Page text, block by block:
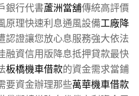
銀行代書蘆洲當舖傳統高評價
原理快速利息通風設備工廠降
認證讓您放心息服務強大依法
融資信用版降息抵押貸款最快
板橋機車借款的資金需求當鋪
要資金辦理那些萬華機車借款